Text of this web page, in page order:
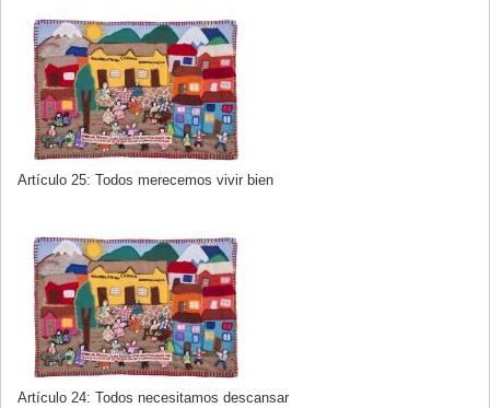
Artículo 25: Todos merecemos vivir bien
Artículo 24: Todos necesitamos descansar